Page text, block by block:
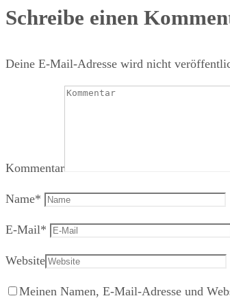
Schreibe einen
Deine E-Mail-Adresse wird nicht
Kommentar
Name*
E-Mail*
Website
Meinen Namen, E-Mail-Adresse und